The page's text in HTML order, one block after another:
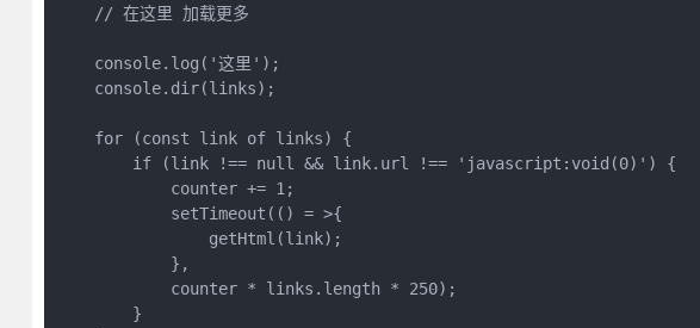
    // 在这里 加载更多
    console.log('这里');
    console.dir(links);
    for (const link of links) {
        if (link !== null && link.url !== 'javascript:void(0)') {
            counter += 1;
            setTimeout(() = >{
                getHtml(link);
            },
            counter * links.length * 250);
        }